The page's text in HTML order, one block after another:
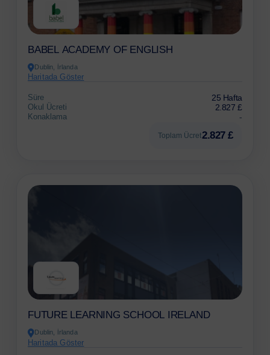
BABEL ACADEMY OF ENGLISH
Dublin, İrlanda
Haritada Göster
Süre 25 Hafta
Okul Ücreti 2.827 £
Konaklama -
Toplam Ücret2.827 £
FUTURE LEARNING SCHOOL IRELAND
Dublin, İrlanda
Haritada Göster